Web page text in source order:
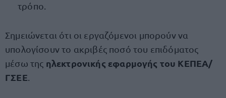
τρόπο.
Σημειώνεται ότι οι εργαζόμενοι μπορούν να
υπολογίσουν το ακριβές ποσό του επιδόματος
μέσω της ηλεκτρονικής εφαρμογής του ΚΕΠΕΑ/
ΓΣΕΕ